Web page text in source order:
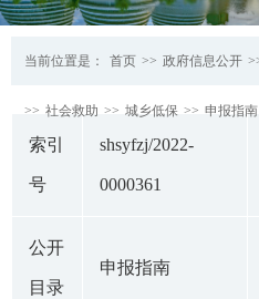
当前位置是： 首页 >> 政府信息公开
>> 社会救助 >> 城乡低保 >> 申报指南
索引
号
shsyfzj/2022-
0000361
公开
目录
申报指南